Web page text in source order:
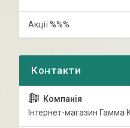
Акції %%%
Інтернет-магазин Гамма